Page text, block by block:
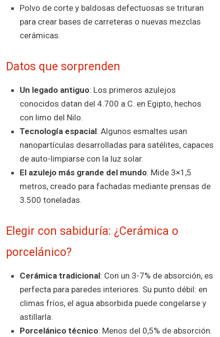
Polvo de corte y baldosas defectuosas se trituran
para crear bases de carreteras o nuevas mezclas
cerámicas.
Datos que sorprenden
Un legado antiguo: Los primeros azulejos
conocidos datan del 4.700 a.C. en Egipto, hechos
con limo del Nilo.
Tecnología espacial: Algunos esmaltes usan
nanopartículas desarrolladas para satélites, capaces
de auto-limpiarse con la luz solar.
El azulejo más grande del mundo: Mide 3×1,5
metros, creado para fachadas mediante prensas de
3.500 toneladas.
Elegir con sabiduría: ¿Cerámica o
porcelánico?
Cerámica tradicional: Con un 3-7% de absorción, es
perfecta para paredes interiores. Su punto débil: en
climas fríos, el agua absorbida puede congelarse y
astillarla.
Porcelánico técnico: Menos del 0,5% de absorción.